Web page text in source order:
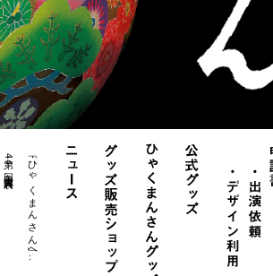
・「ひゃくまんさん」へ..
・第44回白山大賞典表..